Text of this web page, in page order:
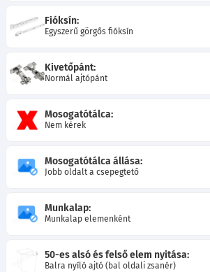
Fióksín:
Egyszerű görgős fióksín
Kivetőpánt:
Normál ajtópánt
Mosogatótálca:
Nem kérek
Mosogatótálca állása:
Jobb oldalt a csepegtető
Munkalap:
Munkalap elemenként
50-es alsó és felső elem nyitása:
Balra nyíló ajtó (bal oldali zsanér)